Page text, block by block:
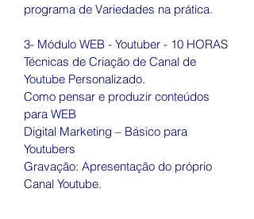
programa de Variedades na prática.
3- Módulo WEB - Youtuber - 10 HORAS
Técnicas de Criação de Canal de
Youtube Personalizado.
Como pensar e produzir conteúdos
para WEB
Digital Marketing – Básico para
Youtubers
Gravação: Apresentação do próprio
Canal Youtube.